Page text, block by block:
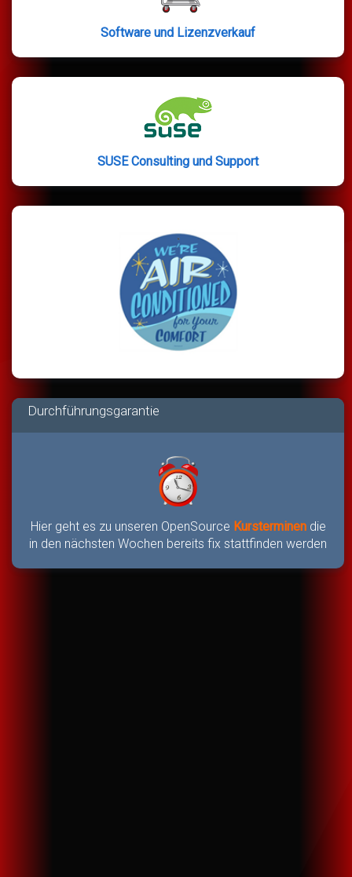
Software und Lizenzverkauf
SUSE Consulting und Support
Durchführungsgarantie
Hier geht es zu unseren OpenSource Kursterminen die
in den nächsten Wochen bereits fix stattfinden werden